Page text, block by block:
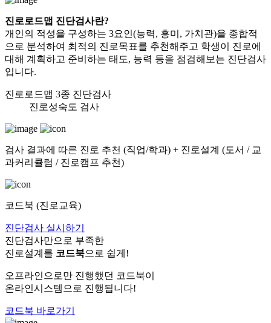
진로로드맵 진단검사란?
개인의 적성을 구성하는 3요인(능력, 흥미, 가치관)을 종합적
으로 분석하여 최적의 진로목표를 추천해주고 학생이 진로에
대해 계획하고 준비하는 태도, 능력 등을 점검해보는 진단검사
입니다.
진로로드맵 3종 진단검사
진로성숙도 검사
검사 결과에 따른 진로 추천 (직업/학과) + 진로설계 (도서 / 교
과커리큘럼 / 진로캠프 추천)
코드북 (진로교육)
진단검사 실시하기
진단검사만으로 부족한
진로설계를 코드북으로 쉽게!
오프라인으로만 진행했던 코드북이
온라인시스템으로 진행됩니다!
코드북 바로가기